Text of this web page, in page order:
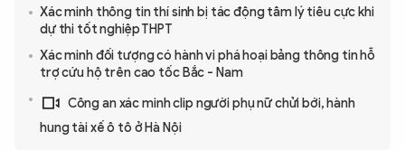
Xác minh thông tin thí sinh bị tác động tâm lý tiêu cực khi
dự thi tốt nghiệp THPT
Xác minh đối tượng có hành vi phá hoại bảng thông tin hỗ
trợ cứu hộ trên cao tốc Bắc - Nam
Công an xác minh clip người phụ nữ chửi bới, hành
hung tài xế ô tô ở Hà Nội